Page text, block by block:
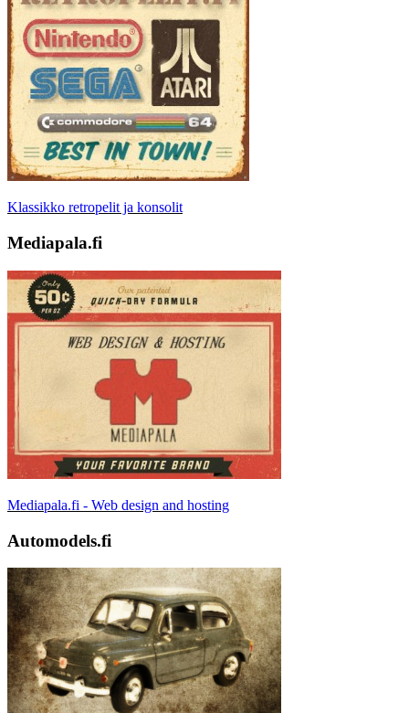
Klassikko retropelit ja konsolit
Mediapala.fi
Mediapala.fi - Web design and hosting
Automodels.fi